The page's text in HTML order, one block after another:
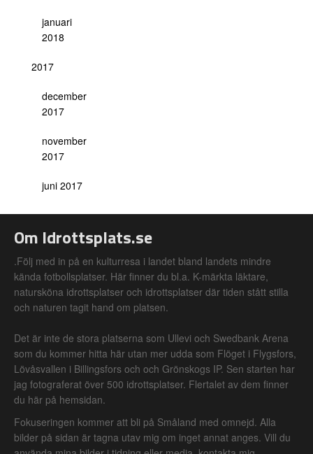
januari
2018
2017
december
2017
november
2017
juni 2017
Om Idrottsplats.se
.Följ med in på en kulturresa i landet bland landets mindre
kända fotbollsplatser. Här finner du bl.a. K-märkta läktare,
natursköna idrottsplatser och idrottsplatser där tiden stått stilla
och naturen tagit hand om platsen.
Det är inte de stora platserna som Ullevi och Swedbank Arena
som du kommer hitta här utan mer udda som Flöget i Flygsfors,
Lövåsvallen i Billingsfors och och Grönskogs IP. Sen starten har
jag fotograferat över 500 idrottsplatser. Flertalet av dem finner
du här på hemsidan.
Fokuseringen kommer att bli på Småland med omnejd. Alla
bilder på sidan är tagna utav mig om inget annat anges. Vill du